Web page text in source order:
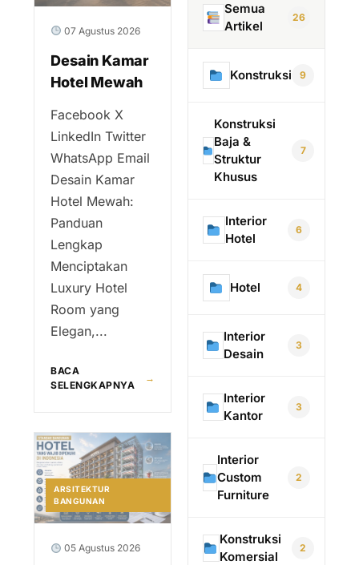
07 Agustus 2026
Desain Kamar
Hotel Mewah
Facebook X
LinkedIn Twitter
WhatsApp Email
Desain Kamar
Hotel Mewah:
Panduan
Lengkap
Menciptakan
Luxury Hotel
Room yang
Elegan,...
BACA
SELENGKAPNYA
→
ARSITEKTUR
BANGUNAN
05 Agustus 2026
Semua
Artikel
26
Konstruksi 9
Konstruksi
Baja &
Struktur
Khusus
7
Interior
Hotel
6
Hotel 4
Interior
Desain
3
Interior
Kantor
3
Interior
Custom
Furniture
2
Konstruksi
Komersial
2